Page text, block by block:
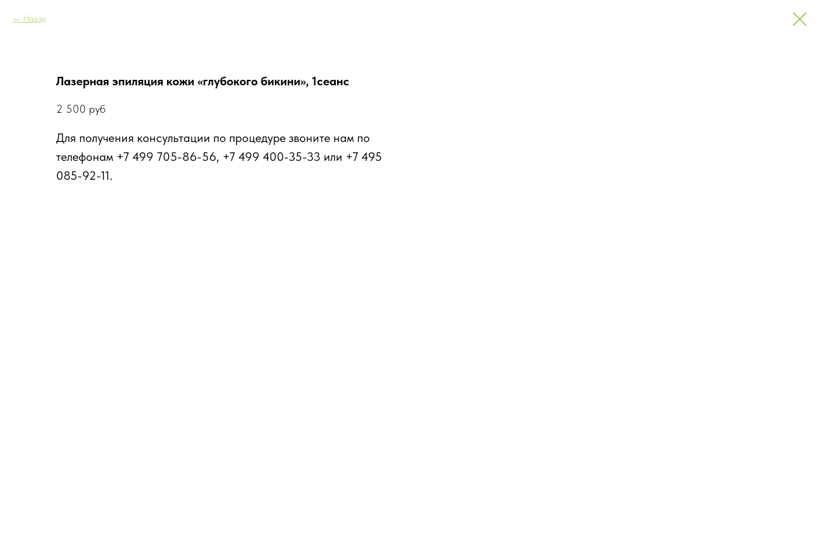
Назад
Лазерная эпиляция кожи «глубокого бикини», 1сеанс
2 500 руб
Для получения консультации по процедуре звоните нам по
телефонам +7 499 705-86-56, +7 499 400-35-33 или +7 495
085-92-11.